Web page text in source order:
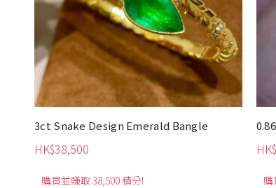
0.86ct Emerald with Diamond Ear Pins
HK$6,180
購買並賺取 6,180 積分!
HK$
購